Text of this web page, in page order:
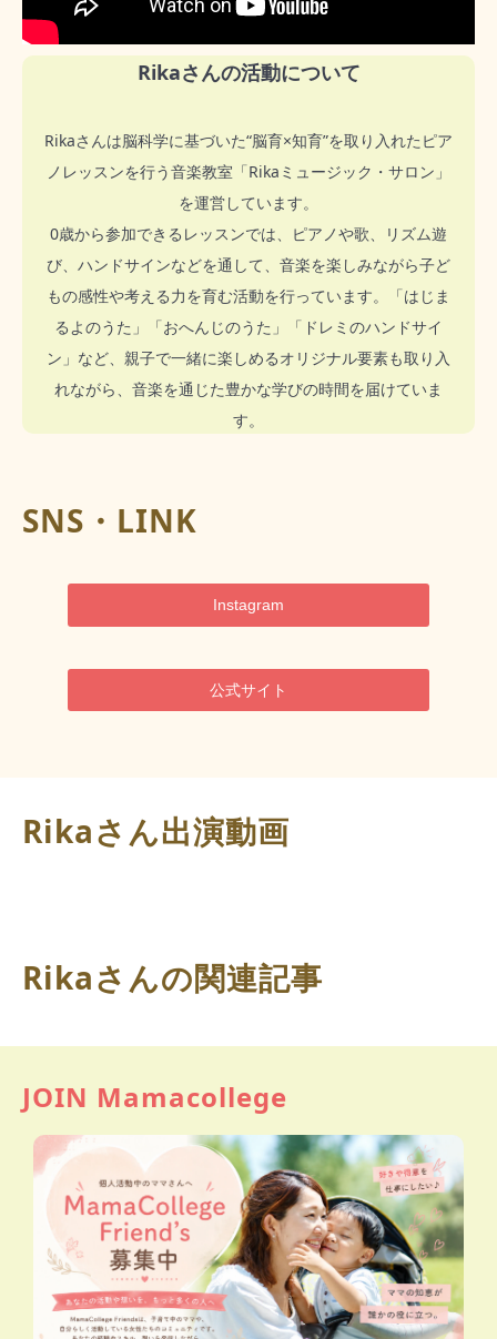
Rikaさんの活動について
Rikaさんは脳科学に基づいた“脳育×知育”を取り入れたピア
ノレッスンを行う音楽教室「Rikaミュージック・サロン」
を運営しています。
0歳から参加できるレッスンでは、ピアノや歌、リズム遊
び、ハンドサインなどを通して、音楽を楽しみながら子ど
もの感性や考える力を育む活動を行っています。「はじま
るよのうた」「おへんじのうた」「ドレミのハンドサイ
ン」など、親子で一緒に楽しめるオリジナル要素も取り入
れながら、音楽を通じた豊かな学びの時間を届けていま
す。
SNS・LINK
Instagram
公式サイト
Rikaさん出演動画
Rikaさんの関連記事
JOIN Mamacollege